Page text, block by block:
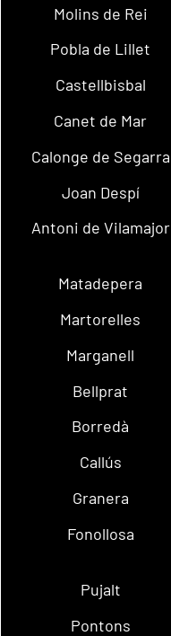
Molins de Rei
Pobla de Lillet
Castellbisbal
Canet de Mar
Calonge de Segarra
Joan Despí
Antoni de Vilamajor
Matadepera
Martorelles
Marganell
Bellprat
Borredà
Callús
Granera
Fonollosa
Pujalt
Pontons